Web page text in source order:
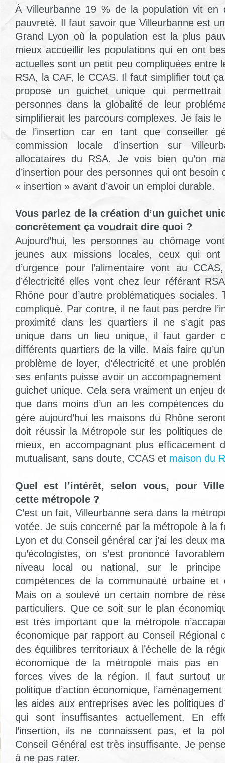
À Villeurbanne 19 % de la population vit en
pauvreté. Il faut savoir que Villeurbanne est
Grand Lyon où la population est la plus
mieux accueillir les populations qui en ont
actuelles sont un petit peu compliquées entre
RSA, la CAF, le CCAS. Il faut simplifier tout
propose un guichet unique qui permettrait
personnes dans la globalité de leur
simplifierait les parcours complexes. Je fais
de l’insertion car en tant que conseiller
commission locale d’insertion sur
allocataires du RSA. Je vois bien qu’on
d’insertion pour des personnes qui ont besoin
« insertion » avant d’avoir un emploi durable.
Vous parlez de la création d’un guichet
concrètement ça voudrait dire quoi ?
Aujourd’hui, les personnes au chômage
jeunes aux missions locales, ceux qui ont
d’urgence pour l’alimentaire vont au
d’électricité elles vont chez leur référant
Rhône pour d’autre problématiques
compliqué. Par contre, il ne faut pas perdre
proximité dans les quartiers il ne s’agit
unique dans un lieu unique, il faut garder
différents quartiers de la ville. Mais faire
problème de loyer, d’électricité et une
ses enfants puisse avoir un
guichet unique. Cela sera vraiment un enjeu
que dans moins d’un an les compétences
gère aujourd’hui les maisons du Rhône
doit réussir la Métropole sur les politiques
mieux, en accompagnant plus efficacement
mutualisant, sans doute, CCAS et maison du
Quel est l’intérêt, selon vous, pour
cette métropole ?
C’est un fait, Villeurbanne sera dans la
votée. Je suis concerné par la métropole à la
Lyon et du Conseil général car j’ai les deux
qu’écologistes, on s’est prononcé
niveau local ou national, sur le
compétences de la communauté urbaine et
Mais on a soulevé un certain nombre de
particuliers. Que ce soit sur le plan
est très important que la métropole
économique par rapport au Conseil Régional
des équilibres territoriaux à l’échelle de la
économique de la métropole mais pas en
forces vives de la région. Il faut surtout
politique d’action économique,
les aides aux entreprises avec les politiques
qui sont insuffisantes actuellement. En
l’insertion, ils ne connaissent pas, et la
Conseil Général est très insuffisante. Je
à ne pas rater.